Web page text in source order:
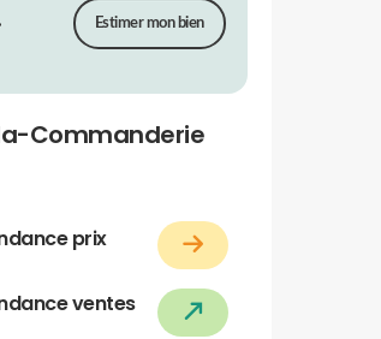
Estimer mon bien
Commanderie
prix
ventes